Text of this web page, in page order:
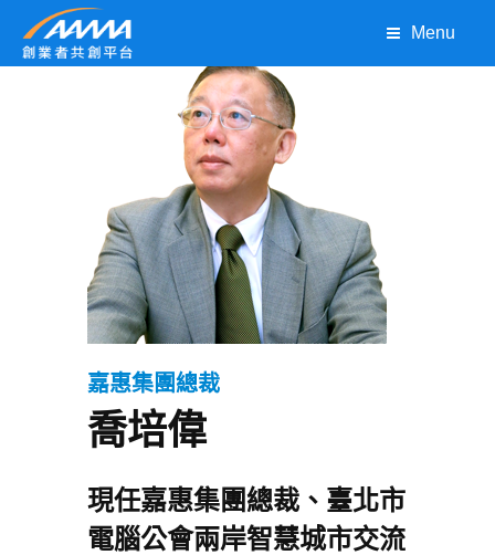
Menu
嘉惠集團總裁
喬培偉
現任嘉惠集團總裁、臺北市
電腦公會兩岸智慧城市交流